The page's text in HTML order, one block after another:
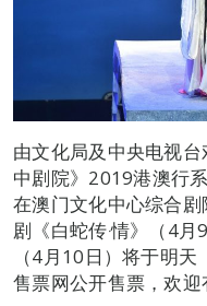
由文化局及中央电视
中剧院》2019港澳行
在澳门文化中心综合
剧《白蛇传‧情》（4月
（4月10日）将于明
售票网公开售票，欢迎